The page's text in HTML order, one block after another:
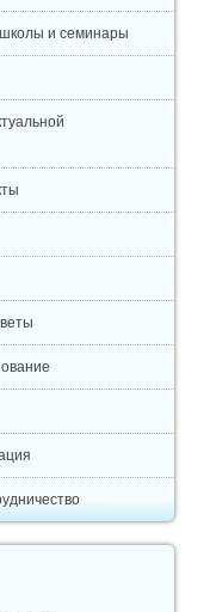
и семинары